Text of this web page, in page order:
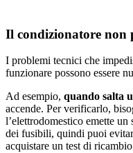
Il condizionatore non
I problemi tecnici che
funzionare possono essere
Ad esempio, quando salta
accende. Per verificarlo,
l’elettrodomestico emette
dei fusibili, quindi puoi
acquistare un test di